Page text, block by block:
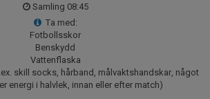
Samling 08:45
Ta med:
Fotbollsskor
Benskydd
Vattenflaska
skill socks, hårband, målvaktshandskar, något
energi i halvlek, innan eller efter match)